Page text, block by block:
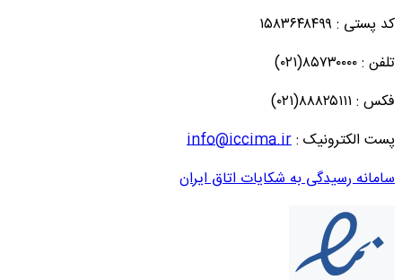
کد پستی : ۱۵۸۳۶۴۸۴۹۹
تلفن : ۸۵۷۳۰۰۰۰(۰۲۱)
فکس : ۸۸۸۲۵۱۱۱(۰۲۱)
پست الکترونیک :info@iccima.ir
سامانه رسیدگی به شکایات اتاق ایران